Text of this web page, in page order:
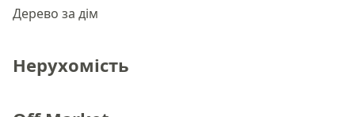
Дерево за дім
Нерухомість